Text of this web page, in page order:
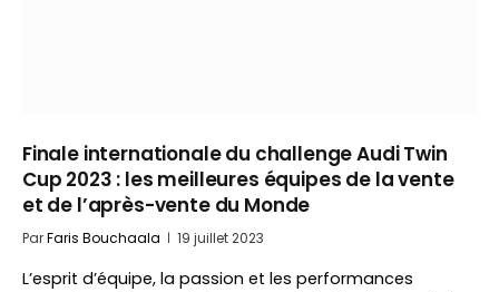
Finale internationale du challenge Audi Twin
Cup 2023 : les meilleures équipes de la vente
et de l’après-vente du Monde
ParFaris Bouchaala 19 juillet 2023
L’esprit d’équipe, la passion et les performances